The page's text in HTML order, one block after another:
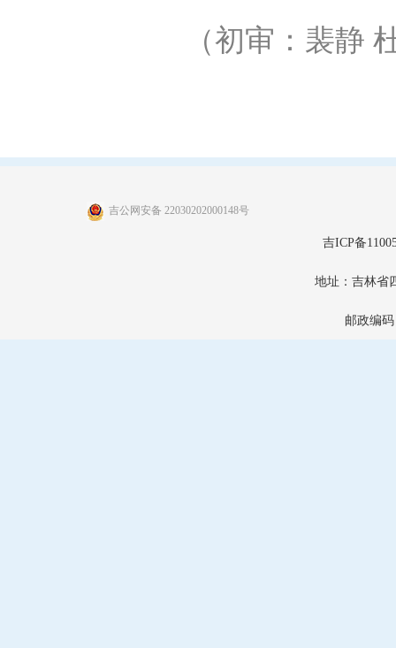
（初审：裴静
吉公网安备 22030202000148号
吉ICP备
地址：吉林省
邮政编码